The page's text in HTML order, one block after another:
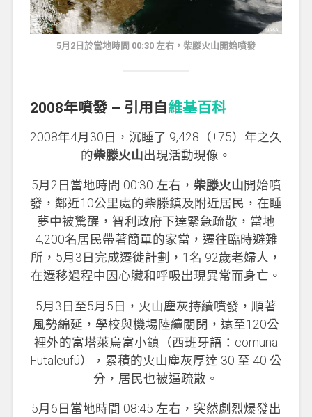
5月2日於當地時間 00:30 左右，柴滕火山開始噴發
2008年噴發 – 引用自維基百科
2008年4月30日，沉睡了 9,428（±75）年之久
的柴滕火山出現活動現像。
5月2日當地時間 00:30 左右， 柴滕火山開始噴
發，鄰近10公里處的柴滕鎮及附近居民，在睡
夢中被驚醒，智利政府下達緊急疏散，當地
4,200名居民帶著簡單的家當，遷往臨時避難
所，5月3日完成遷徙計劃，1名 92歲老婦人，
在遷移過程中因心臟和呼吸出現異常而身亡。
5月3日至5月5日，火山塵灰持續噴發，順著
風勢綿延，學校與機場陸續關閉，遠至120公
裡外的富塔萊烏富小鎮（西班牙語：comuna
Futaleufú），累積的火山塵灰厚達 30 至 40 公
分，居民也被逼疏散。
5月6日當地時間 08:45 左右，突然劇烈爆發出